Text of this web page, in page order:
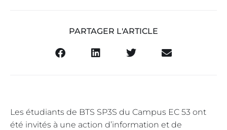
PARTAGER L'ARTICLE
Les étudiants de BTS SP3S du Campus EC 53 ont
été invités à une action d’information et de